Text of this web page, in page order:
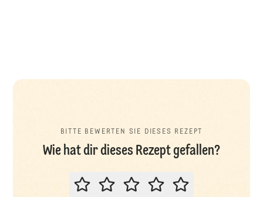
BITTE BEWERTEN SIE DIESES REZEPT
Wie hat dir dieses Rezept gefallen?
BITTE BEWERTEN SIE DIESES